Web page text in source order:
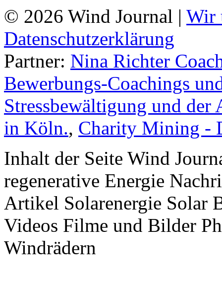
© 2026 Wind Journal | Wir
Datenschutzerklärung
Partner: Nina Richter
Bewerbungs-Coachings
Stressbewältigung und
in Köln., Charity Mining -
Inhalt der Seite Wind
regenerative Energie
Artikel Solarenergie Solar
Videos Filme und Bilder
Windrädern